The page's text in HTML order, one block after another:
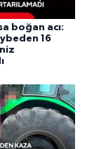
boğan acı:
16